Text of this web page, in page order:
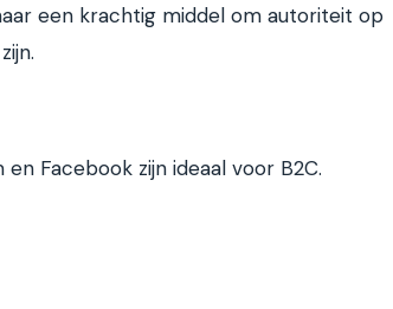
een krachtig middel om autoriteit op
Facebook zijn ideaal voor B2C.